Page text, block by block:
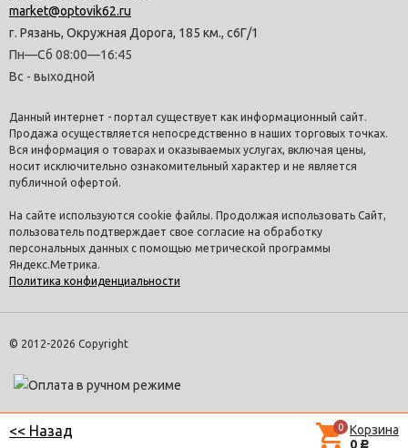
market@optovik62.ru
г. Рязань, Окружная Дорога, 185 км., с6Г/1
Пн—Сб 08:00—16:45
Вс - выходной
Данный интернет - портал существует как информационный сайт.
Продажа осуществляется непосредственно в наших торговых точках.
Вся информация о товарах и оказываемых услугах, включая цены,
носит исключительно ознакомительный характер и не является
публичной офертой.
На сайте используются cookie файлы. Продолжая использовать Сайт,
пользователь подтверждает свое согласие на обработку
персональных данных с помощью метрической программы
Яндекс.Метрика.
Политика конфиденциальности
© 2012-2026 Copyright
0 Корзина
0 Р
<< Назад